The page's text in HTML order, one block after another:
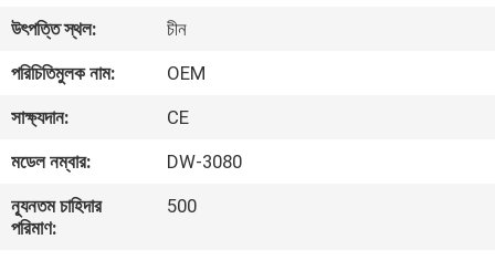
আমাদের
সম্পর্কে
কারখানা
পরিদর্শন
উৎপত্তি স্থল:
চীন
পরিচিতিমুলক নাম:
OEM
সাক্ষ্যদান:
CE
মডেল নম্বার:
DW-3080
ন্যূনতম চাহিদার
পরিমাণ:
500